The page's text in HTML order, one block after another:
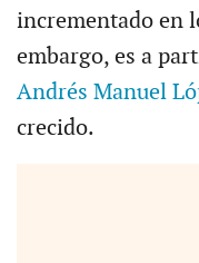
incrementado en
embargo, es a
Andrés Manuel
crecido.